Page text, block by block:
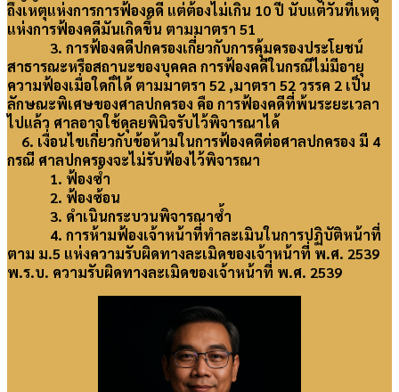
ถึงเหตุแห่งการการฟ้องคดี แต่ต้องไม่เกิน 10 ปี นับแต่วันที่เหตุ
แห่งการฟ้องคดีมันเกิดขึ้น ตามมาตรา 51
3. การฟ้องคดีปกครองเกี่ยวกับการคุ้มครองประโยชน์
สาธารณะหรือสถานะของบุคคล การฟ้องคดีในกรณีไม่มีอายุ
ความฟ้องเมื่อใดก็ได้ ตามมาตรา 52 ,มาตรา 52 วรรค 2 เป็น
ลักษณะพิเศษของศาลปกครอง คือ การฟ้องคดีที่พ้นระยะเวลา
ไปแล้ว ศาลอาจใช้ดุลยพินิจรับไว้พิจารณาได้
6. เงื่อนไขเกี่ยวกับข้อห้ามในการฟ้องคดีต่อศาลปกครอง มี 4
กรณี ศาลปกครองจะไม่รับฟ้องไว้พิจารณา
1. ฟ้องซ้ำ
2. ฟ้องซ้อน
3. ดำเนินกระบวนพิจารณาซ้ำ
4. การห้ามฟ้องเจ้าหน้าที่ทำละเมินในการปฏิบัติหน้าที่
ตาม ม.5 แห่งความรับผิดทางละเมิดของเจ้าหน้าที่ พ.ศ. 2539
พ.ร.บ. ความรับผิดทางละเมิดของเจ้าหน้าที่ พ.ศ. 2539